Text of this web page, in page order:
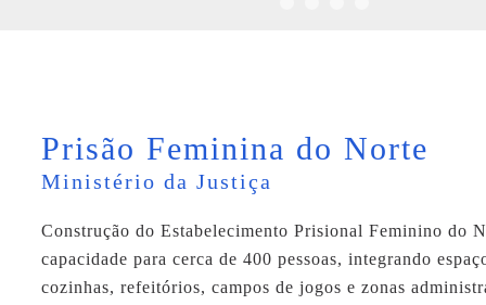
Prisão Feminina do Norte
Ministério da Justiça
Construção do Estabelecimento Prisional Feminino do
capacidade para cerca de 400 pessoas, integrando
cozinhas, refeitórios, campos de jogos e zonas